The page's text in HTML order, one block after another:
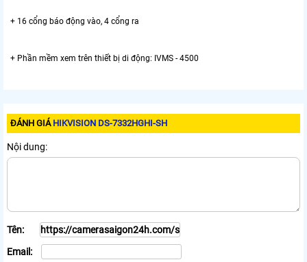
+ 16 cổng báo động vào, 4 cổng ra
+ Phần mềm xem trên thiết bị di động: IVMS - 4500
ĐÁNH GIÁ HIKVISION DS-7332HGHI-SH
Nội dung:
Tên:
Email: